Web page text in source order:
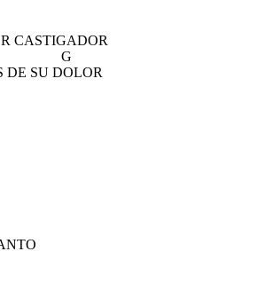
CASTIGADOR
DE SU DOLOR